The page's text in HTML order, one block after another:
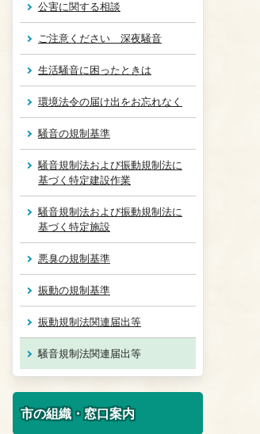
公害に関する相談
ご注意ください 深夜騒音
生活騒音に困ったときは
環境法令の届け出をお忘れなく
騒音の規制基準
騒音規制法および振動規制法に
基づく特定建設作業
騒音規制法および振動規制法に
基づく特定施設
悪臭の規制基準
振動の規制基準
振動規制法関連届出等
騒音規制法関連届出等
市の組織・窓口案内